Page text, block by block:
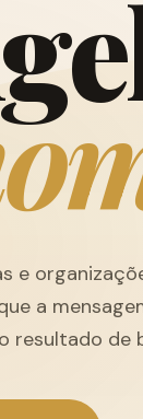
ge
o
e
a
resultado de